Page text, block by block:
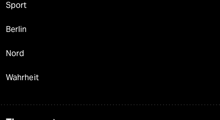
Sport
Berlin
Nord
Wahrheit